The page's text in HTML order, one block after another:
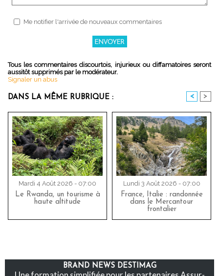
Me notifier l'arrivée de nouveaux commentaires
Tous les commentaires discourtois, injurieux ou diffamatoires seront
aussitôt supprimés par le modérateur.
Signaler un abus
DANS LA MÊME RUBRIQUE : < >
Mardi 4 Août 2026 - 07:00
Le Rwanda, un tourisme à
haute altitude
Lundi 3 Août 2026 - 07:00
France, Italie : randonnée
dans le Mercantour
frontalier
BRAND NEWS DESTIMAG